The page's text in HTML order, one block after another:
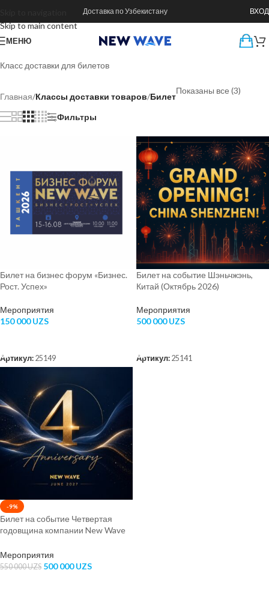
Skip to main content
Доставка по Узбекистану ВХОД
МЕНЮ
Класс доставки для билетов
Главная/Классы доставки товаров/Билет
Показаны все (3)
Фильтры
Билет на бизнес форум «Бизнес.
Рост. Успех»
Мероприятия
150 000UZS
Артикул: 25149
Билет на событие Шэньчжэнь,
Китай (Октябрь 2026)
Мероприятия
500 000UZS
Артикул: 25141
-9%
Билет на событие Четвертая
годовщина компании New Wave
Мероприятия
550 000UZS 500 000UZS